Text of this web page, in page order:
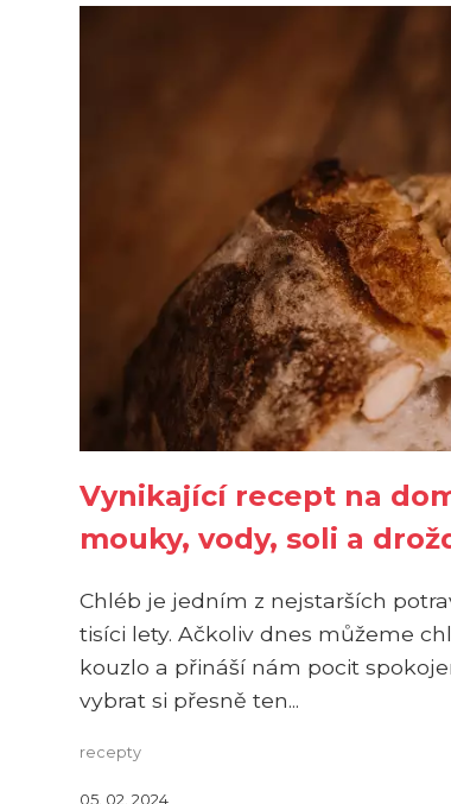
Vynikající recept na
mouky, vody, soli a
Chléb je jedním z nejstarších
tisíci lety. Ačkoliv dnes můžeme
kouzlo a přináší nám pocit
vybrat si přesně ten...
recepty
05. 02. 2024